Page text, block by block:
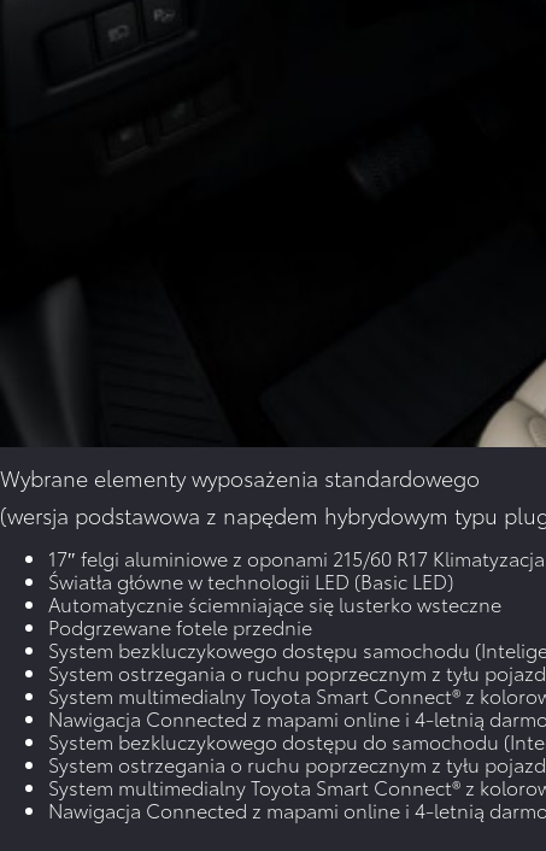
Wybrane elementy wyposażenia standardowego
(wersja podstawowa z napędem hybrydowym typu
17″ felgi aluminiowe z oponami 215/60 R17
Światła główne w technologii LED (Basic LED)
Automatycznie ściemniające się lusterko wsteczne
Podgrzewane fotele przednie
System bezkluczykowego dostępu samochodu
System ostrzegania o ruchu poprzecznym z tyłu
System multimedialny Toyota Smart Connect® z
Nawigacja Connected z mapami online i 4-letnią
System bezkluczykowego dostępu do samochodu
System ostrzegania o ruchu poprzecznym z tyłu
System multimedialny Toyota Smart Connect® z
Nawigacja Connected z mapami online i 4-letnią